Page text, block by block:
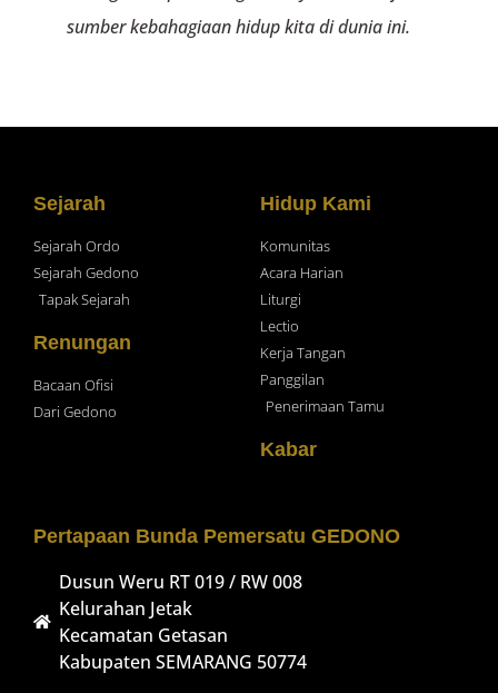
sumber kebahagiaan hidup kita di dunia ini.
Sejarah
Sejarah Ordo
Sejarah Gedono
Tapak Sejarah
Renungan
Bacaan Ofisi
Dari Gedono
Hidup Kami
Komunitas
Acara Harian
Liturgi
Lectio
Kerja Tangan
Panggilan
Penerimaan Tamu
Kabar
Pertapaan Bunda Pemersatu GEDONO
Dusun Weru RT 019 / RW 008
Kelurahan Jetak
Kecamatan Getasan
Kabupaten SEMARANG 50774